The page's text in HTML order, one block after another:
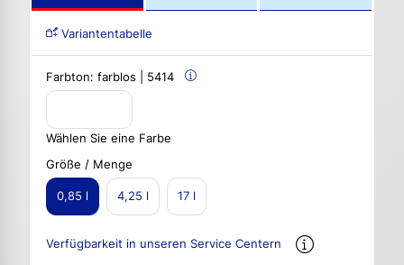
Variantentabelle
Farbton: farblos | 5414
Wählen Sie eine Farbe
Größe / Menge
0,85 l 4,25 l 17 l
Verfügbarkeit in unseren Service Centern